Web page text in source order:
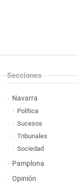
Secciones
Navarra
Política
Sucesos
Tribunales
Sociedad
Pamplona
Opinión